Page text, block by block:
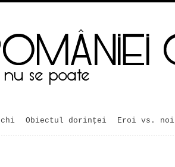
Obiectul dorinței Eroi vs. noi